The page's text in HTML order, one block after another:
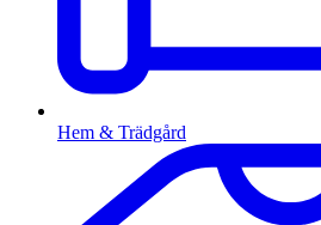
Hem & Trädgård